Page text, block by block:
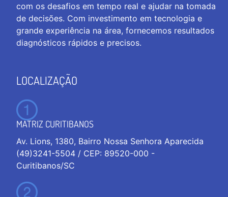
com os desafios em tempo real e ajudar na tomada
de decisões. Com investimento em tecnologia e
grande experiência na área, fornecemos resultados
diagnósticos rápidos e precisos.
LOCALIZAÇÃO
MATRIZ CURITIBANOS
Av. Lions, 1380, Bairro Nossa Senhora Aparecida
(49)3241-5504 / CEP: 89520-000 -
Curitibanos/SC